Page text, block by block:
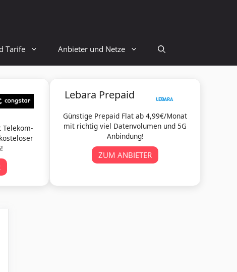
Tarife Anbieter und Netze
Telekom-
Lebara Prepaid
Günstige Prepaid Flat ab 4,99€/Monat
mit richtig viel Datenvolumen und 5G
Anbindung!
ZUM ANBIETER